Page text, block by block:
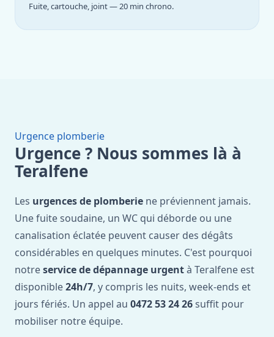
Fuite, cartouche, joint — 20 min chrono.
Urgence plomberie
Urgence ? Nous sommes là à
Teralfene
Les urgences de plomberie ne préviennent jamais.
Une fuite soudaine, un WC qui déborde ou une
canalisation éclatée peuvent causer des dégâts
considérables en quelques minutes. C'est pourquoi
notreservice de dépannage urgentà Teralfene est
disponible24h/7, y compris les nuits, week-ends et
jours fériés. Un appel au 0472 53 24 26 suffit pour
mobiliser notre équipe.